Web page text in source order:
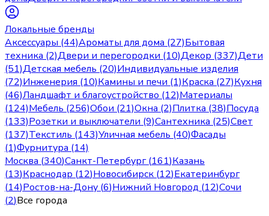
Локальные бренды
Аксессуары (44)Ароматы для дома (27)Бытовая
техника (2)Двери и перегородки (10)Декор (337)Дети
(51)Детская мебель (20)Индивидуальные изделия
(72)Инженерия (10)Камины и печи (1)Краска (27)Кухня
(46)Ландшафт и благоустройство (12)Материалы
(124)Мебель (256)Обои (21)Окна (2)Плитка (38)Посуда
(133)Розетки и выключатели (9)Сантехника (25)Свет
(137)Текстиль (143)Уличная мебель (40)Фасады
(1)Фурнитура (14)
Москва (340)Санкт-Петербург(161)Казань
(13)Краснодар (12)Новосибирск (12)Екатеринбург
(14)Ростов-на-Дону (6)Нижний Новгород (12)Сочи
(2)Все города